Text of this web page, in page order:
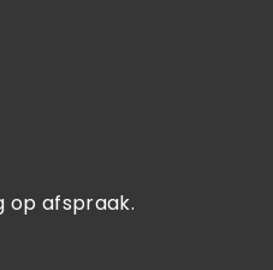
op afspraak.